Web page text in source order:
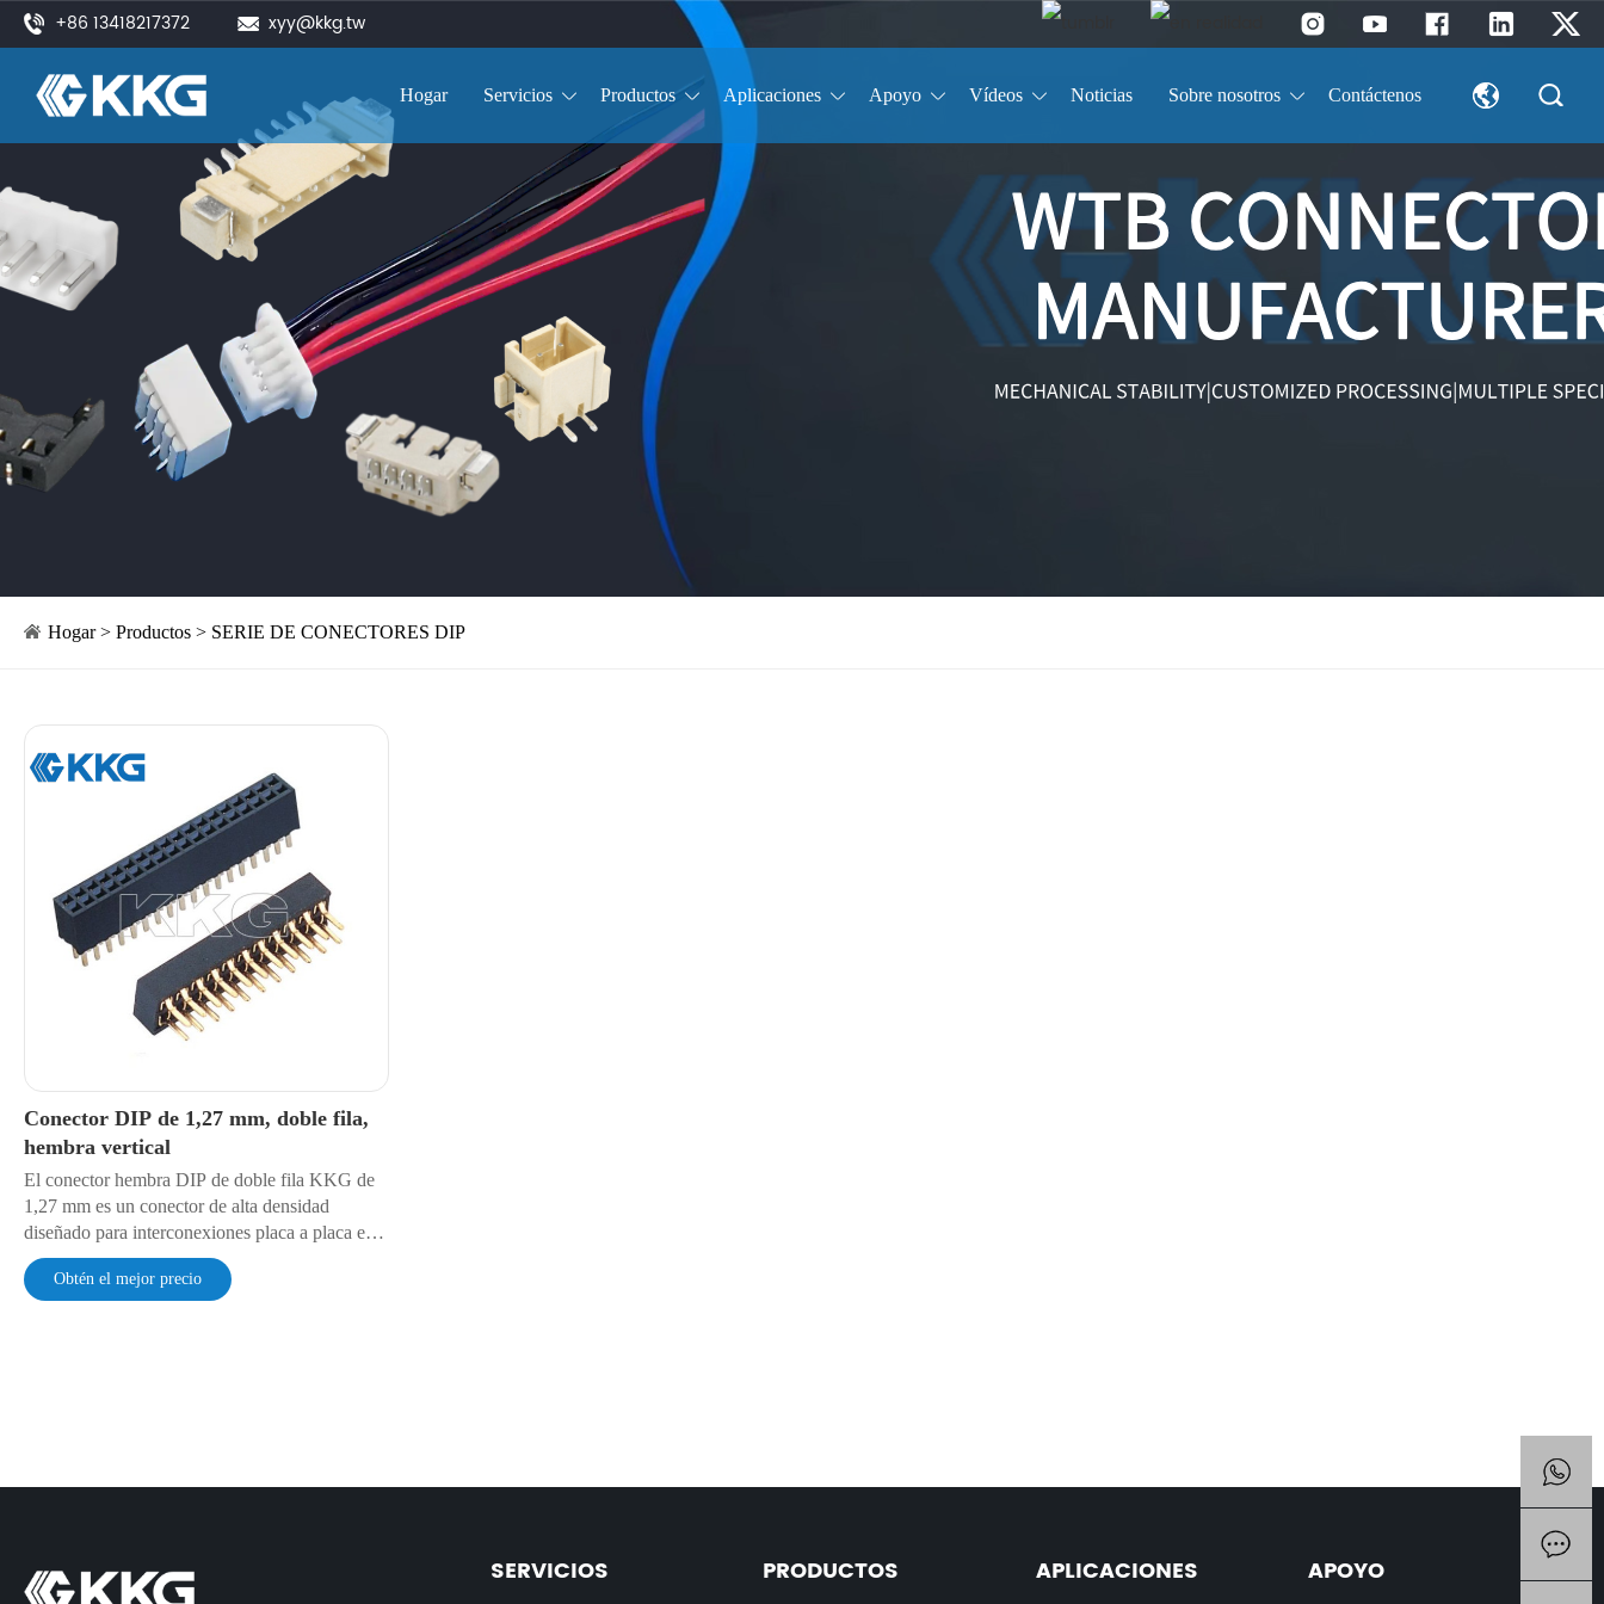
+86 13418217372 xyy@kkg.tw
Hogar Servicios Productos Aplicaciones Apoyo Vídeos Noticias Sobre nosotros Contáctenos
Hogar> Productos > SERIE DE CONECTORES DIP
Conector DIP de 1,27 mm, doble fila,
hembra vertical
El conector hembra DIP de doble fila KKG de
1,27 mm es un conector de alta densidad
diseñado para interconexiones placa a placa en
sistemas electrónicos compactos. Su paso de
1,27 mm y su diseño de doble fila permiten
Obtén el mejor precio
SERVICIOS PRODUCTOS APLICACIONES APOYO